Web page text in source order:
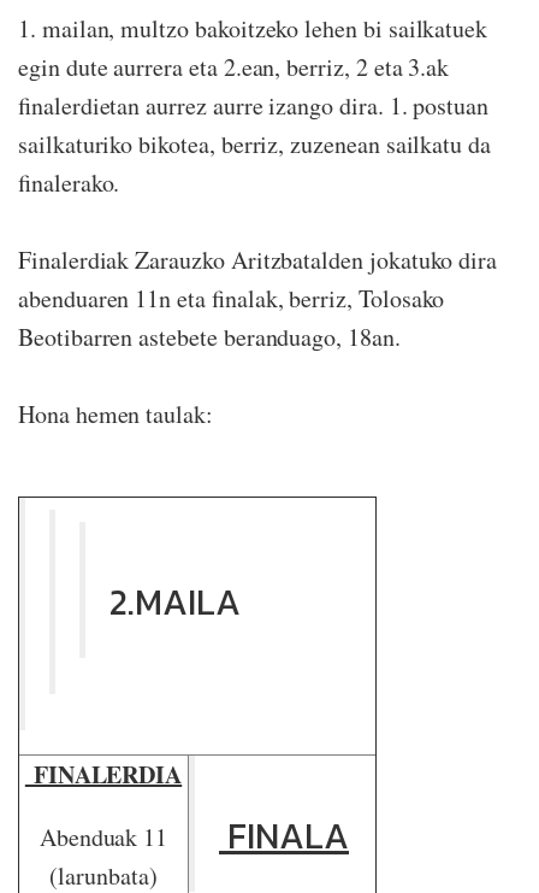
1. mailan, multzo bakoitzeko lehen bi sailkatuek
egin dute aurrera eta 2.ean, berriz, 2 eta 3.ak
finalerdietan aurrez aurre izango dira. 1. postuan
sailkaturiko bikotea, berriz, zuzenean sailkatu da
finalerako.
Finalerdiak Zarauzko Aritzbatalden jokatuko dira
abenduaren 11n eta finalak, berriz, Tolosako
Beotibarren astebete beranduago, 18an.
Hona hemen taulak:
2.MAILA
FINALERDIA
Abenduak 11
(larunbata)
FINALA